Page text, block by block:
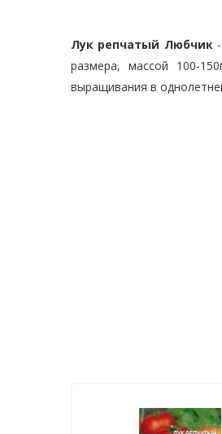
Лук репчатый Любчик
размера, массой 100-
выращивания в